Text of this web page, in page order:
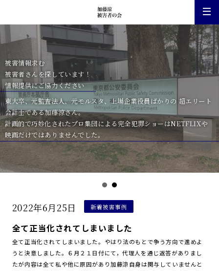
事件ケース一覧
新着被害事例一覧
（運営本部よりお知らせ）
相談する
被害情報求む
被害者さんを探しています！
情報提供にご協力ください
東大卒、元監査法人、元モルスタ、上場企業役員ばかりの 超エリート
会計士である加藤涼さん。
計画的で巧妙化されたプロ集団による完全犯罪ショーはNETFLIXや
映画だけではありませんでした。
2022年6月25日 新着被害事例
全て正当化されてしまいました
全て正当化されてしまいました。やはり法のもとで争う方向で進めよ
うと決意しました。６月２１日付にて，代理人を通じ返答がありまし
たが内容は全て私や他に原因があり加藤涼自身は関与していませんと